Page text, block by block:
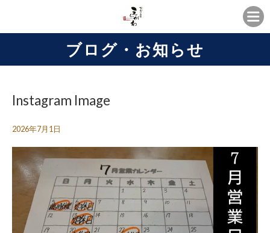
ブログ・お知らせ
Instagram Image
2026年7月1日